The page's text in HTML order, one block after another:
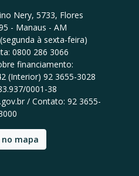
Nery, 5733, Flores
- Manaus - AM
à sexta-feira)
0800 286 3066
financiamento:
(Interior) 92 3655-3028
0001-38
/ Contato: 92 3655-
no mapa